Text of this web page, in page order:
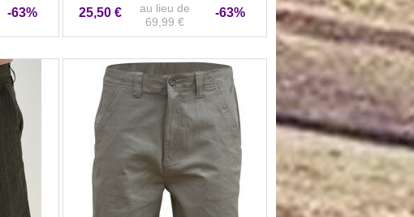
-63% 25,50 €
au lieu de
69,99 €
-63%